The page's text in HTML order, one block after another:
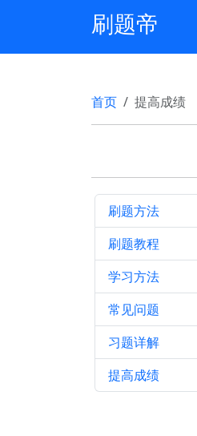
刷题帝
首页 提高成绩
刷题方法
刷题教程
学习方法
常见问题
习题详解
提高成绩